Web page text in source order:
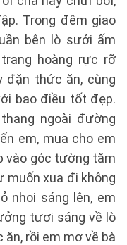
Trong đêm giao
bên lò sưởi ấm
hoàng rực rỡ
đặn thức ăn, cùng
bao điều tốt đẹp.
ngoài đường
em, mua cho em
vào góc tường tăm
muốn xua đi không
nhoi sáng lên, em
tươi sáng về lò
rồi em mơ về bà